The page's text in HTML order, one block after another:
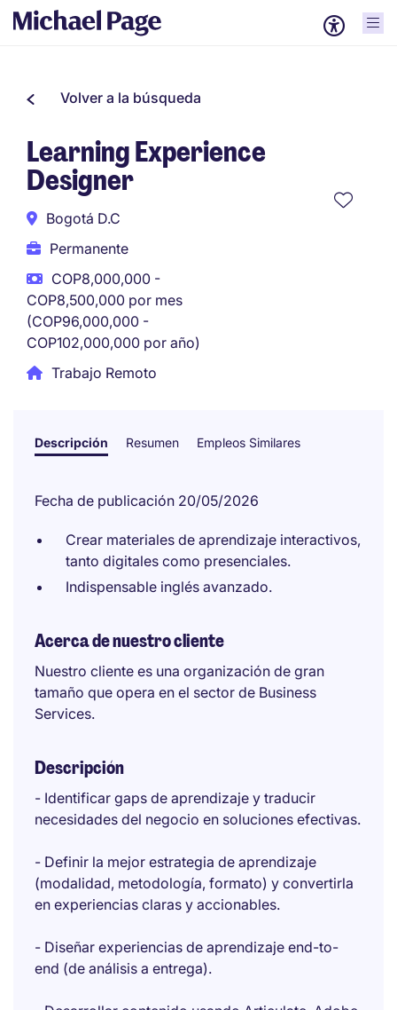
Volver a la búsqueda
Learning Experience
Designer
Bogotá D.C
Permanente
COP8,000,000 -
COP8,500,000 por mes
(COP96,000,000 -
COP102,000,000 por año)
Trabajo Remoto
Descripción Resumen Empleos Similares
Fecha de publicación 20/05/2026
Crear materiales de aprendizaje interactivos,
tanto digitales como presenciales.
Indispensable inglés avanzado.
Acerca de nuestro cliente
Nuestro cliente es una organización de gran
tamaño que opera en el sector de Business
Services.
Descripción
- Identificar gaps de aprendizaje y traducir
necesidades del negocio en soluciones efectivas.
- Definir la mejor estrategia de aprendizaje
(modalidad, metodología, formato) y convertirla
en experiencias claras y accionables.
- Diseñar experiencias de aprendizaje end-to-
end (de análisis a entrega).